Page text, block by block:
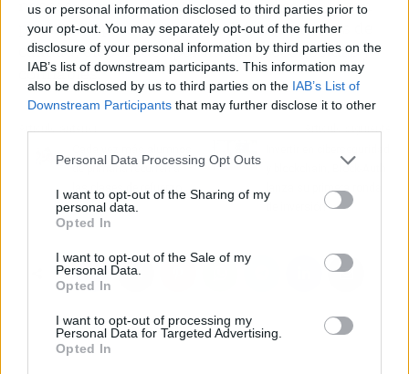
us or personal information disclosed to third parties prior to
your opt-out. You may separately opt-out of the further
disclosure of your personal information by third parties on the
IAB’s list of downstream participants. This information may
also be disclosed by us to third parties on the IAB’s List of
Downstream Participants that may further disclose it to other
Personal Data Processing Opt Outs
I want to opt-out of the Sharing of my
personal data.
Opted In
I want to opt-out of the Sale of my
Personal Data.
Opted In
I want to opt-out of processing my
Personal Data for Targeted Advertising.
Opted In
necesarias para mantener su piel sana, razón
por la cual pone a su disposición productos de
calidad, elaborados por marcas reconocidas y
confiables.
Artículo anterior
de primaria recurren a
las clases de refuerzo
Artículo siguiente
y blockchain, Block-Auth
lanza su primera ronda
de inversión